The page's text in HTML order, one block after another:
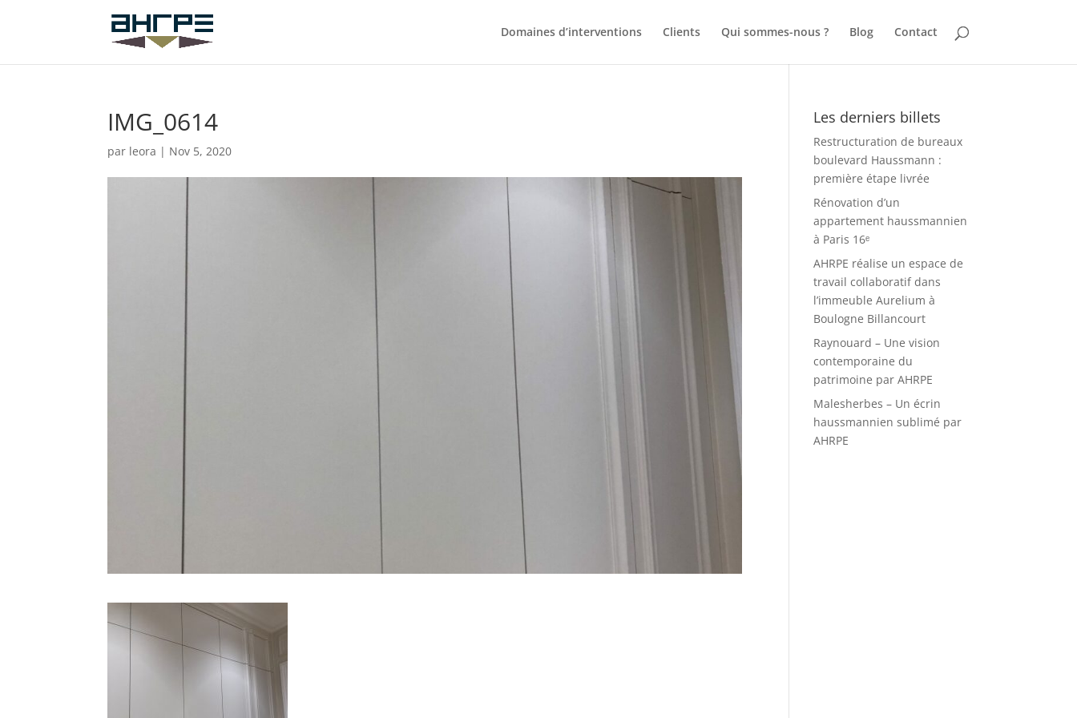
Domaines d’interventions Clients Qui sommes-nous ? Blog Contact
IMG_0614
par leora | Nov 5, 2020
Les derniers billets
Restructuration de bureaux
boulevard Haussmann :
première étape livrée
Rénovation d’un
appartement haussmannien
à Paris 16ᵉ
AHRPE réalise un espace de
travail collaboratif dans
l’immeuble Aurelium à
Boulogne Billancourt
Raynouard – Une vision
contemporaine du
patrimoine par AHRPE
Malesherbes – Un écrin
haussmannien sublimé par
AHRPE